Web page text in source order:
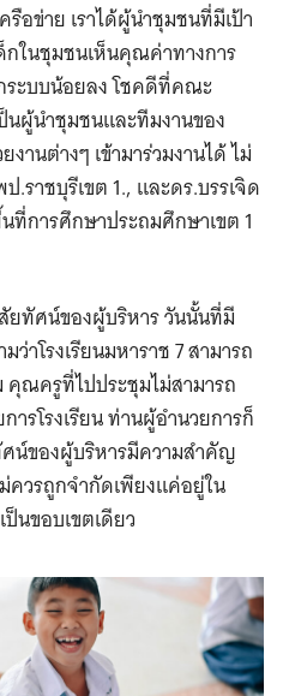
อข่าย เราได้ผู้นำชุมชนที่มีเป้า
กในชุมชนเห็นคุณค่าทางการ
ะบบน้อยลง โชคดีที่คณะ
นผู้นำชุมชนและทีมงานของ
านต่างๆ เข้ามาร่วมงานได้ ไม่
ราชบุรีเขต 1., และดร.บรรเจิด
การศึกษาประถมศึกษาเขต 1
ยทัศน์ของผู้บริหาร วันนั้นที่มี
าโรงเรียนมหาราช 7 สามารถ
คุณครูที่ไปประชุมไม่สามารถ
รโรงเรียน ท่านผู้อำนวยการก็
น์ของผู้บริหารมีความสำคัญ
ควรถูกจำกัดเพียงแค่อยู่ใน
ป็นขอบเขตเดียว